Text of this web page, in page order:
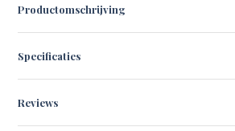
Productomschrijving
Specificaties
Reviews